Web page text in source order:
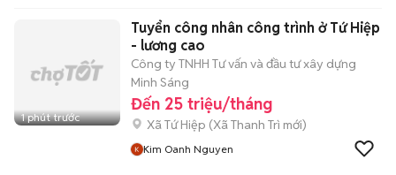
1 phút trước
Tuyển công nhân công trình ở Tứ Hiệp
- lương cao
Công ty TNHH Tư vấn và đầu tư xây dựng
Minh Sáng
Đến 25 triệu/tháng
Xã Tứ Hiệp (Xã Thanh Trì mới)
Kim Oanh Nguyen